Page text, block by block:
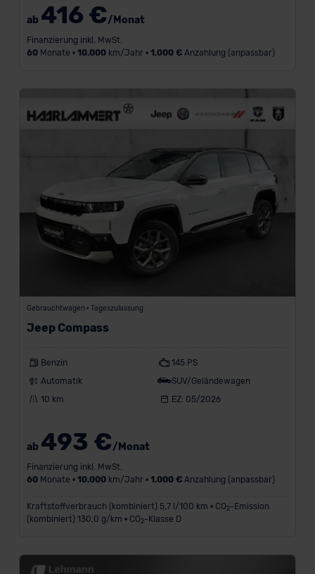
ab 416 €/Monat
Finanzierung inkl. MwSt.
60Monate • 10.000km/Jahr • 1.000 €Anzahlung (anpassbar)
Gebrauchtwagen • Tageszulassung
Jeep Compass
Benzin
145 PS
Automatik
SUV/Geländewagen
10 km
EZ: 05/2026
ab 493 €/Monat
Finanzierung inkl. MwSt.
60Monate • 10.000km/Jahr • 1.000 €Anzahlung (anpassbar)
Kraftstoffverbrauch (kombiniert) 5,7 l/100 km • CO 2-Emission
(kombiniert) 130,0 g/km • CO 2-Klasse D